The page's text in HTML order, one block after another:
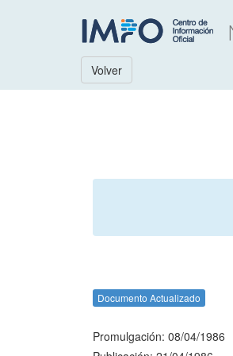
Volver
Documento Actualizado
Promulgación: 08/04/1986